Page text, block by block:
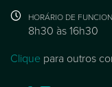
HORÁRIO DE
8h30 às 16h30
Clique para outros